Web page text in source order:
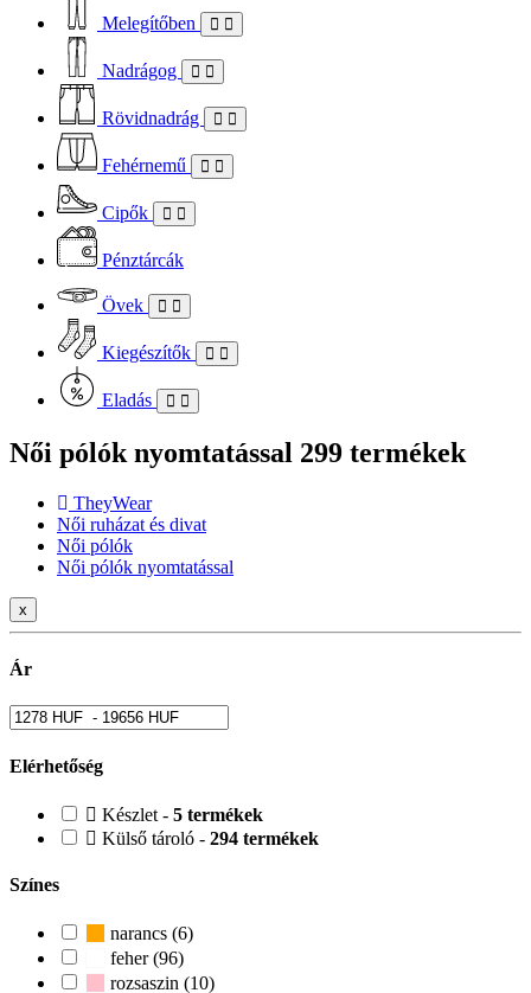
Melegítőben
Nadrágog
Rövidnadrág
Fehérnemű
Cipők
Pénztárcák
Övek
Kiegészítők
Eladás
Női pólók nyomtatással 299 termékek
TheyWear
Női ruházat és divat
Női pólók
Női pólók nyomtatással
x
Ár
Elérhetőség
Készlet - 5 termékek
Külső tároló - 294 termékek
Színes
narancs (6)
feher (96)
rozsaszin (10)